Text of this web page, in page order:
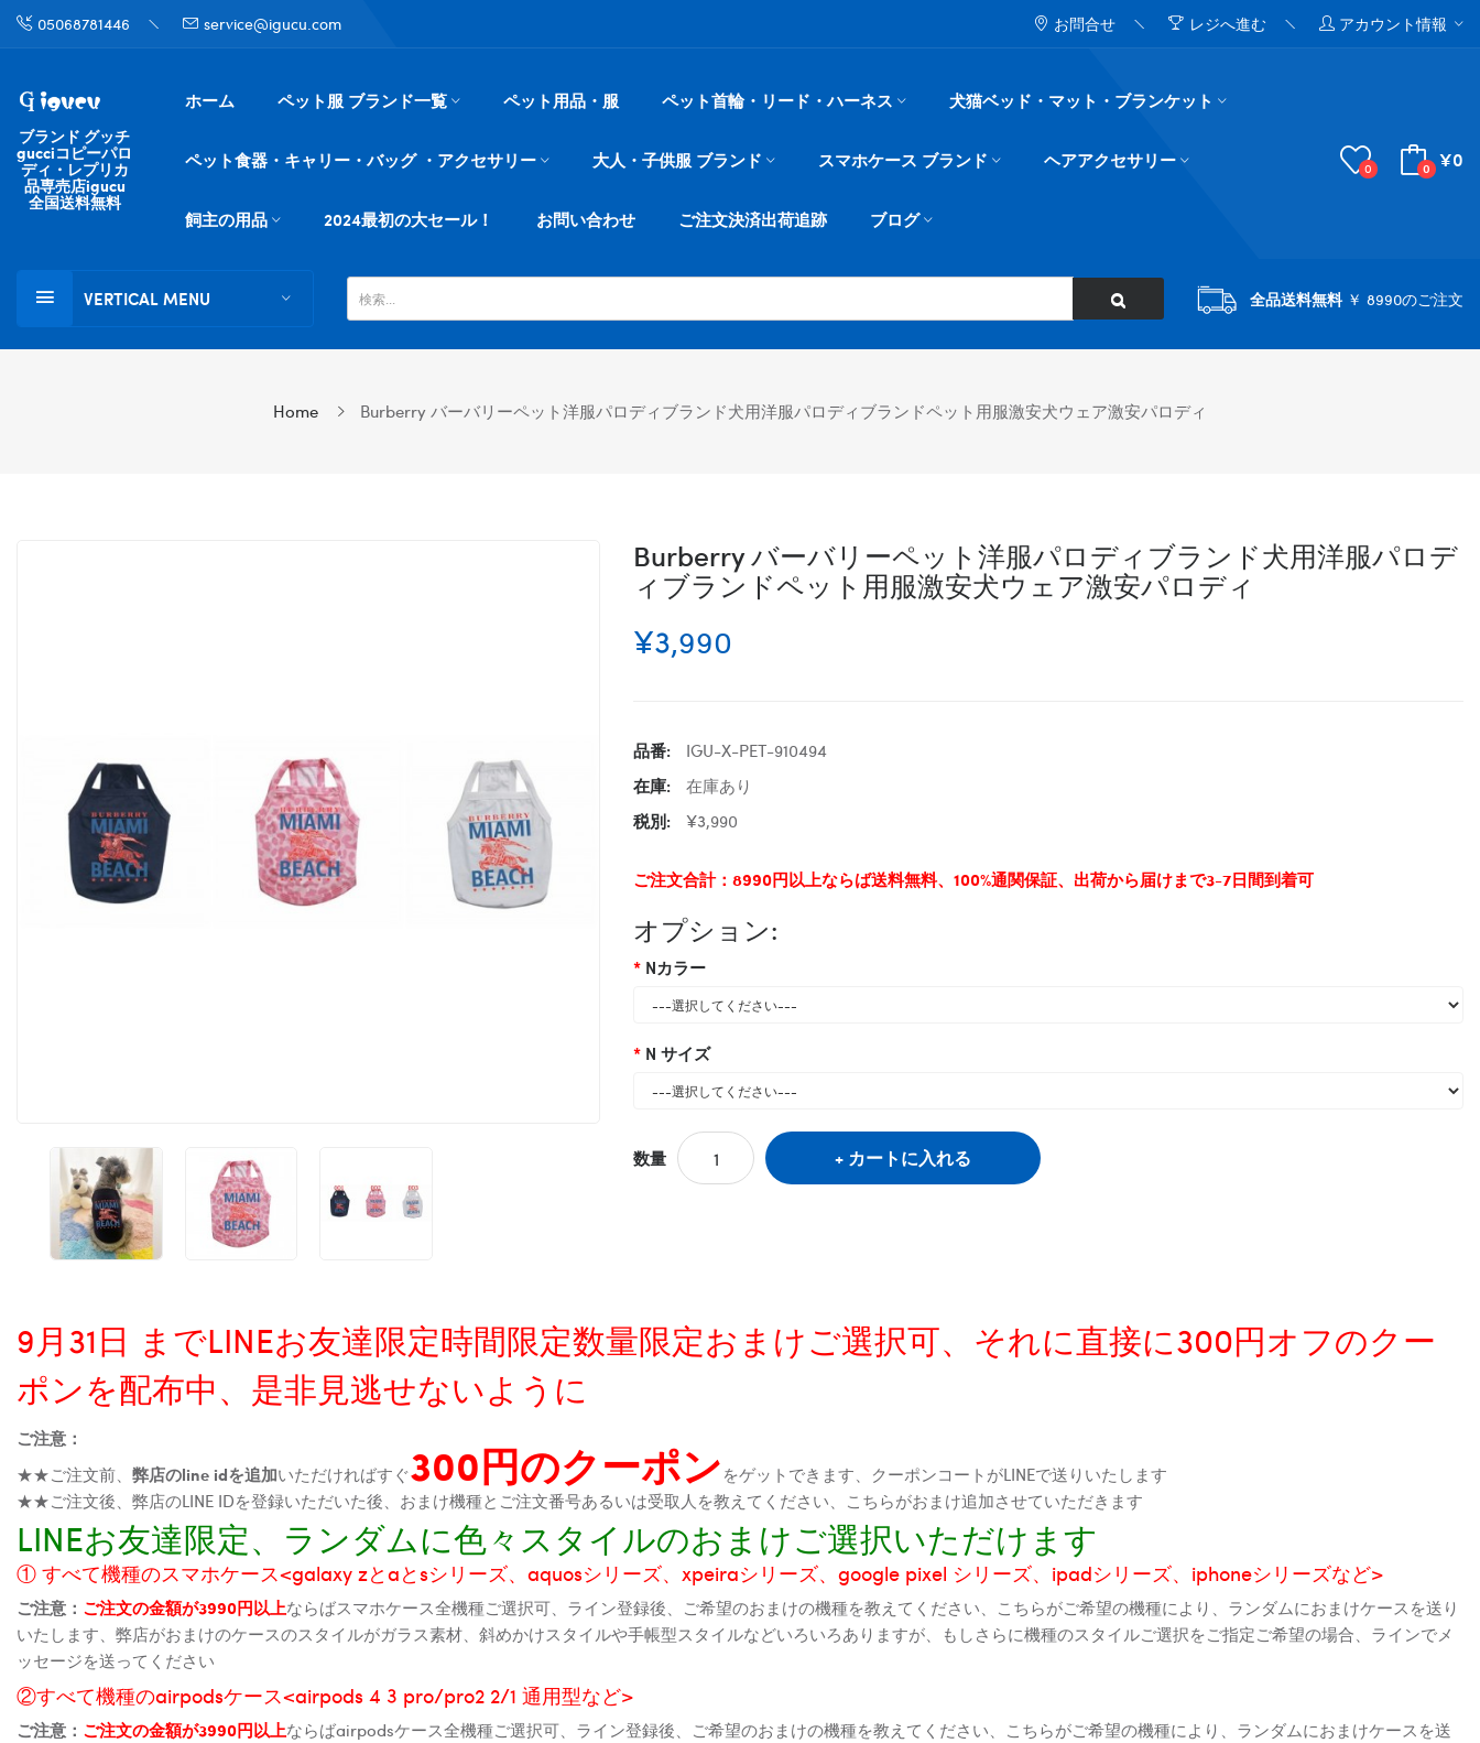
05068781446 service@igucu.com お問合せ レジへ進む アカウント情報
ブランド グッチ
gucciコピーパロ
ディ・レプリカ
品専売店igucu
全国送料無料
ホーム ペット服 ブランド一覧 ペット用品・服 ペット首輪・リード・ハーネス 犬猫ベッド・マット・ブランケット
ペット食器・キャリー・バッグ ・アクセサリー 大人・子供服 ブランド スマホケース ブランド ヘアアクセサリー
飼主の用品 2024最初の大セール！ お問い合わせ ご注文決済出荷追跡 ブログ
0 0 ¥0
VERTICAL MENU 全品送料無料￥ 8990のご注文
Home Burberry バーバリーペット洋服パロディブランド犬用洋服パロディブランドペット用服激安犬ウェア激安パロディ
Burberry バーバリーペット洋服パロディブランド犬用洋服パロデ
ィブランドペット用服激安犬ウェア激安パロディ
¥3,990
品番:
IGU-X-PET-910494
在庫:
在庫あり
税別:
¥3,990
ご注文合計：8990円以上ならば送料無料、100%通関保証、出荷から届けまで3-7日間到着可
オプション:
Nカラー
N サイズ
数量 カートに入れる
9月31日 までLINEお友達限定時間限定数量限定おまけご選択可、それに直接に300円オフのクー
ポンを配布中、是非見逃せないように
ご注意：
★★ご注文前、 弊店のline idを追加いただければすぐ300円のクーポンをゲットできます、クーポンコートがLINEで送りいたします
★★ご注文後、弊店のLINE IDを登録いただいた後、おまけ機種とご注文番号あるいは受取人を教えてください、こちらがおまけ追加させていただきます
LINEお友達限定、ランダムに色々スタイルのおまけご選択いただけます
① すべて機種のスマホケース<galaxy zとaとsシリーズ、aquosシリーズ、xpeiraシリーズ、google pixel シリーズ、ipadシリーズ、iphoneシリーズなど>
ご注意： ご注文の金額が3990円以上ならばスマホケース全機種ご選択可、ライン登録後、ご希望のおまけの機種を教えてください、こちらがご希望の機種により、ランダムにおまけケースを送り
いたします、弊店がおまけのケースのスタイルがガラス素材、斜めかけスタイルや手帳型スタイルなどいろいろありますが、もしさらに機種のスタイルご選択をご指定ご希望の場合、ラインでメ
ッセージを送ってください
②すべて機種のairpodsケース<airpods 4 3 pro/pro2 2/1 通用型など>
ご注意： ご注文の金額が3990円以上ならばairpodsケース全機種ご選択可、ライン登録後、ご希望のおまけの機種を教えてください、こちらがご希望の機種により、ランダムにおまけケースを送